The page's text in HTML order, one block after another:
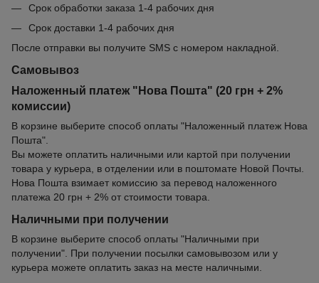
Срок обработки заказа 1-4 рабочих дня
Срок доставки 1-4 рабочих дня
После отправки вы получите SMS с номером накладной.
Самовывоз
Наложенный платеж "Нова Пошта" (20 грн + 2%
комиссии)
В корзине выберите способ оплаты "Наложенный платеж Нова
Пошта".
Вы можете оплатить наличными или картой при получении
товара у курьера, в отделении или в поштомате Новой Почты.
Нова Пошта взимает комиссию за перевод наложенного
платежа 20 грн + 2% от стоимости товара.
Наличными при получении
В корзине выберите способ оплаты "Наличными при
получении". При получении посылки самовывозом или у
курьера можете оплатить заказ на месте наличными.